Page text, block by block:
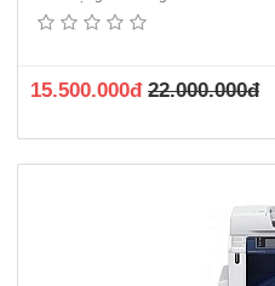
15.500.000đ 22.000.000đ
Scan màu qua mạng.Chức năng